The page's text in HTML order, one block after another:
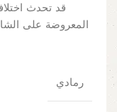
قد تحدث
المعروضة على
رمادي